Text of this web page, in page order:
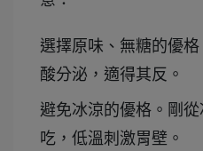
選擇原味、無糖的優
酸分泌，適得其反。
避免冰涼的優格。剛
吃，低溫刺激胃壁。